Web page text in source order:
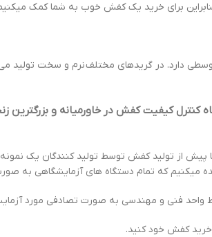
برای خرید یک کفش خوب به شما کمک
دارد. در گریدهای مختلف نرم و سخت
کیفیت کفش در خاورمیانه و بزرگترین
پیش از تولید کفش توسط تولید کنندگان یک
میکنیم که تمام دستگاه های آزمایشگاهی به
فنی و مهندسی به صورت تصادفی مورد آزمایش
خرید کفش خود کنید.